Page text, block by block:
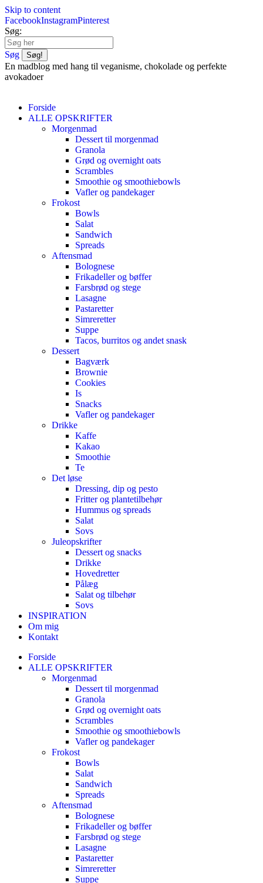
Skip to content
FacebookInstagramPinterest
Søg:
Søg
En madblog med hang til veganisme, chokolade og perfekte
avokadoer
Forside
ALLE OPSKRIFTER
Morgenmad
Dessert til morgenmad
Granola
Grød og overnight oats
Scrambles
Smoothie og smoothiebowls
Vafler og pandekager
Frokost
Bowls
Salat
Sandwich
Spreads
Aftensmad
Bolognese
Frikadeller og bøffer
Farsbrød og stege
Lasagne
Pastaretter
Simreretter
Suppe
Tacos, burritos og andet snask
Dessert
Bagværk
Brownie
Cookies
Is
Snacks
Vafler og pandekager
Drikke
Kaffe
Kakao
Smoothie
Te
Det løse
Dressing, dip og pesto
Fritter og plantetilbehør
Hummus og spreads
Salat
Sovs
Juleopskrifter
Dessert og snacks
Drikke
Hovedretter
Pålæg
Salat og tilbehør
Sovs
INSPIRATION
Om mig
Kontakt
Forside
ALLE OPSKRIFTER
Morgenmad
Dessert til morgenmad
Granola
Grød og overnight oats
Scrambles
Smoothie og smoothiebowls
Vafler og pandekager
Frokost
Bowls
Salat
Sandwich
Spreads
Aftensmad
Bolognese
Frikadeller og bøffer
Farsbrød og stege
Lasagne
Pastaretter
Simreretter
Suppe